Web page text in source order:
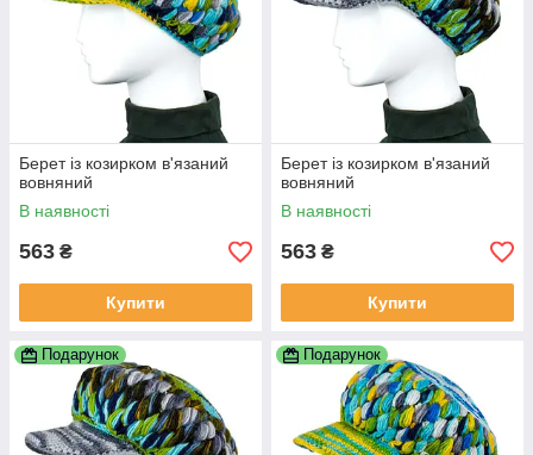
Берет із козирком в'язаний
вовняний
В наявності
563 ₴
Купити
Берет із козирком в'язаний
вовняний
В наявності
563 ₴
Купити
Подарунок Подарунок